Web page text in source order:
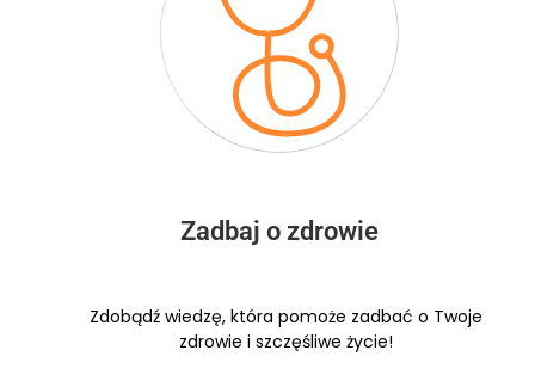
Zadbaj o zdrowie
Zdobądź wiedzę, która pomoże zadbać o Twoje
zdrowie i szczęśliwe życie!